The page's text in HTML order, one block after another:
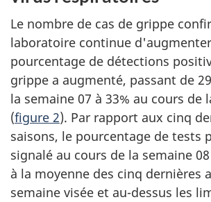
Le nombre de cas de grippe
laboratoire continue
pourcentage de détections
grippe a augmenté, passant de
la semaine 07 à 33% au cours de
(figure 2). Par rapport aux cinq
saisons, le pourcentage de tests
signalé au cours de la semaine
à la moyenne des cinq dernières
semaine visée et au-dessus les